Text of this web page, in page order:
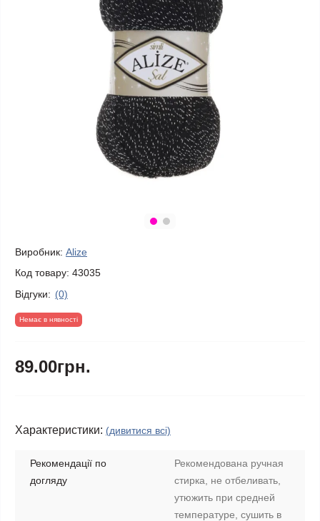
Виробник: Alize
Код товару: 43035
Відгуки: (0)
Немає в нявності
89.00грн.
Характеристики: (дивитися всі)
Рекомендації по
догляду
Рекомендована ручная
стирка, не отбеливать,
утюжить при средней
температуре, сушить в